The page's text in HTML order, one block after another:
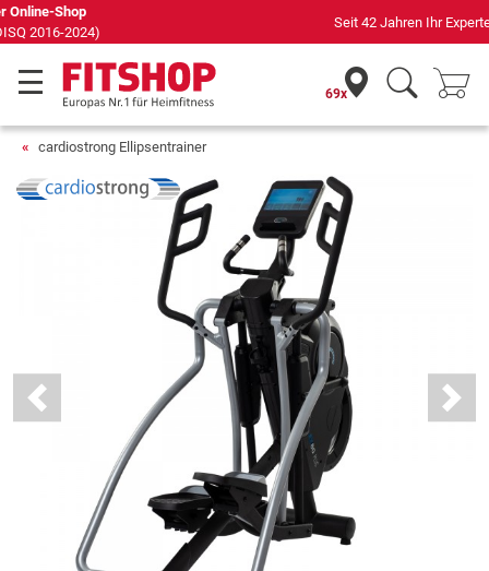
Seit 42 Jahren Ihr Experte für Heimfitness
69x
cardiostrong Ellipsentrainer
Previous Next